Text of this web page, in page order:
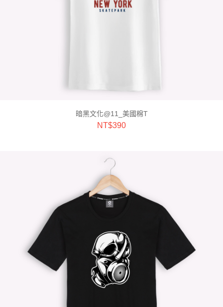
暗黑文化@11_美國棉T
NT$390